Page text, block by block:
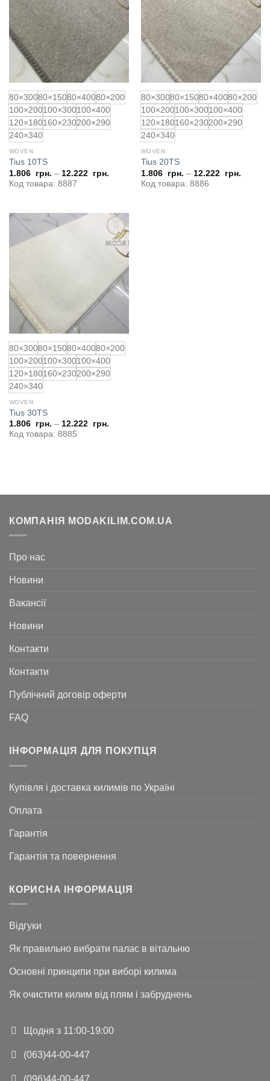
обраного
80×30080×15080×40080×200
100×200100×300100×400
120×180160×230200×290
240×340
WOVEN
Tius 10TS
1.806 грн. – 12.222 грн.
Код товара: 8887
обраного
80×30080×15080×40080×200
100×200100×300100×400
120×180160×230200×290
240×340
WOVEN
Tius 20TS
1.806 грн. – 12.222 грн.
Код товара: 8886
Додати
80×30080×15080×40080×200
100×200100×300100×400
120×180160×230200×290
240×340
WOVEN
Tius 30TS
1.806 грн. – 12.222 грн.
Код товара: 8885
КОМПАНІЯ MODAKILIM.COM.UA
Про нас
Новини
Вакансії
Новини
Контакти
Контакти
Публічний договір оферти
FAQ
ІНФОРМАЦІЯ ДЛЯ ПОКУПЦЯ
Купівля і доставка килимів по Україні
Оплата
Гарантія
Гарантія та повернення
КОРИСНА ІНФОРМАЦІЯ
Відгуки
Як правильно вибрати палас в вітальню
Основні принципи при виборі килима
Як очистити килим від плям і забруднень
Щодня з 11:00-19:00
(063)44-00-447